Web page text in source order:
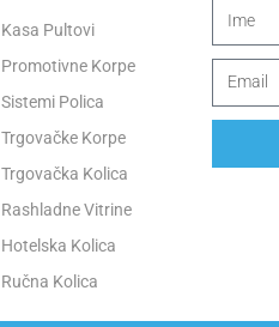
Kasa Pultovi
Promotivne Korpe
Sistemi Polica
Trgovačke Korpe
Trgovačka Kolica
Rashladne Vitrine
Hotelska Kolica
Ručna Kolica